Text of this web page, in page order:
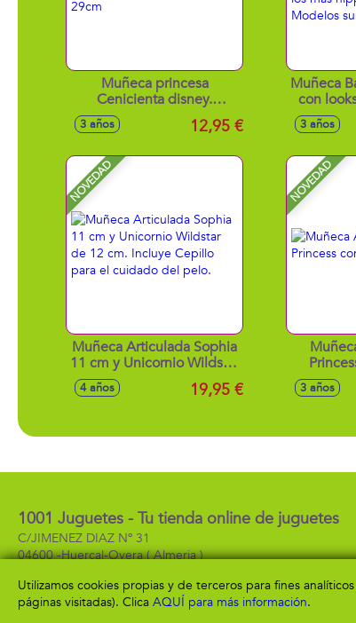
Muñeca princesa
Cenicienta disney.
Completamente articulada
3 años 12,95 €
Muñeca
con
hasta
3 años
NOVEDAD
Muñeca Articulada Sophia
11 cm y Unicornio Wildstar
de 12 cm. Incluye Cepillo
para el cuidado del pelo.
4 años 19,95 €
NOVEDAD
3 años
1001 Juguetes - Tu tienda online de juguetes
C/JIMENEZ DIAZ Nº 31
04600 -Huercal-Overa( Almeria )
Utilizamos cookies propias y de terceros para fines
páginas visitadas). Clica AQUÍ para más información.